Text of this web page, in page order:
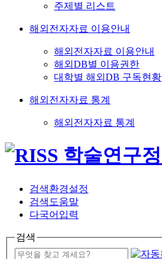
주제별 리스트
해외전자자료 이용안내
해외전자자료 이용안내
해외DB별 이용권한
대학별 해외DB 구독현황
해외전자자료 통계
해외전자자료 통계
검색환경설정
검색도움말
다국어입력
검색